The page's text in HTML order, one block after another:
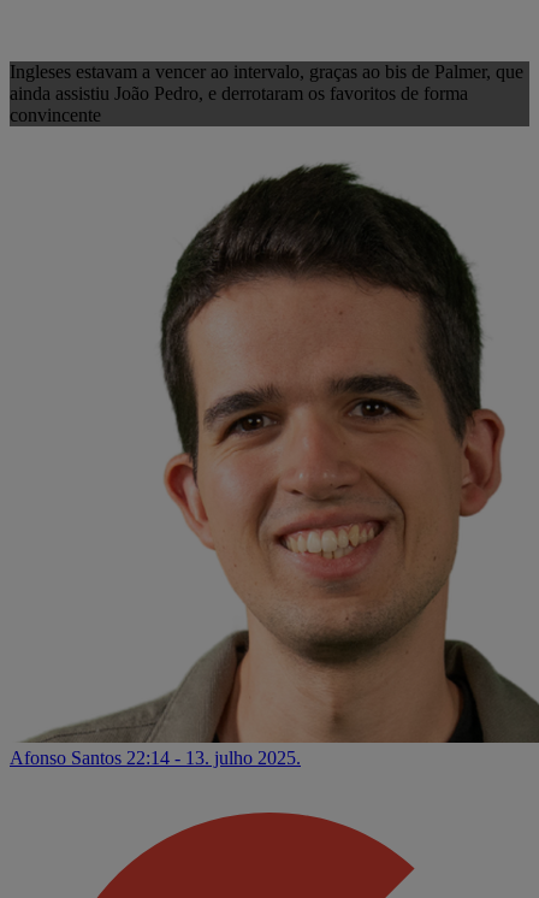
Ingleses estavam a vencer ao intervalo, graças ao bis de Palmer, que
ainda assistiu João Pedro, e derrotaram os favoritos de forma
convincente
Afonso Santos 22:14 - 13. julho 2025.